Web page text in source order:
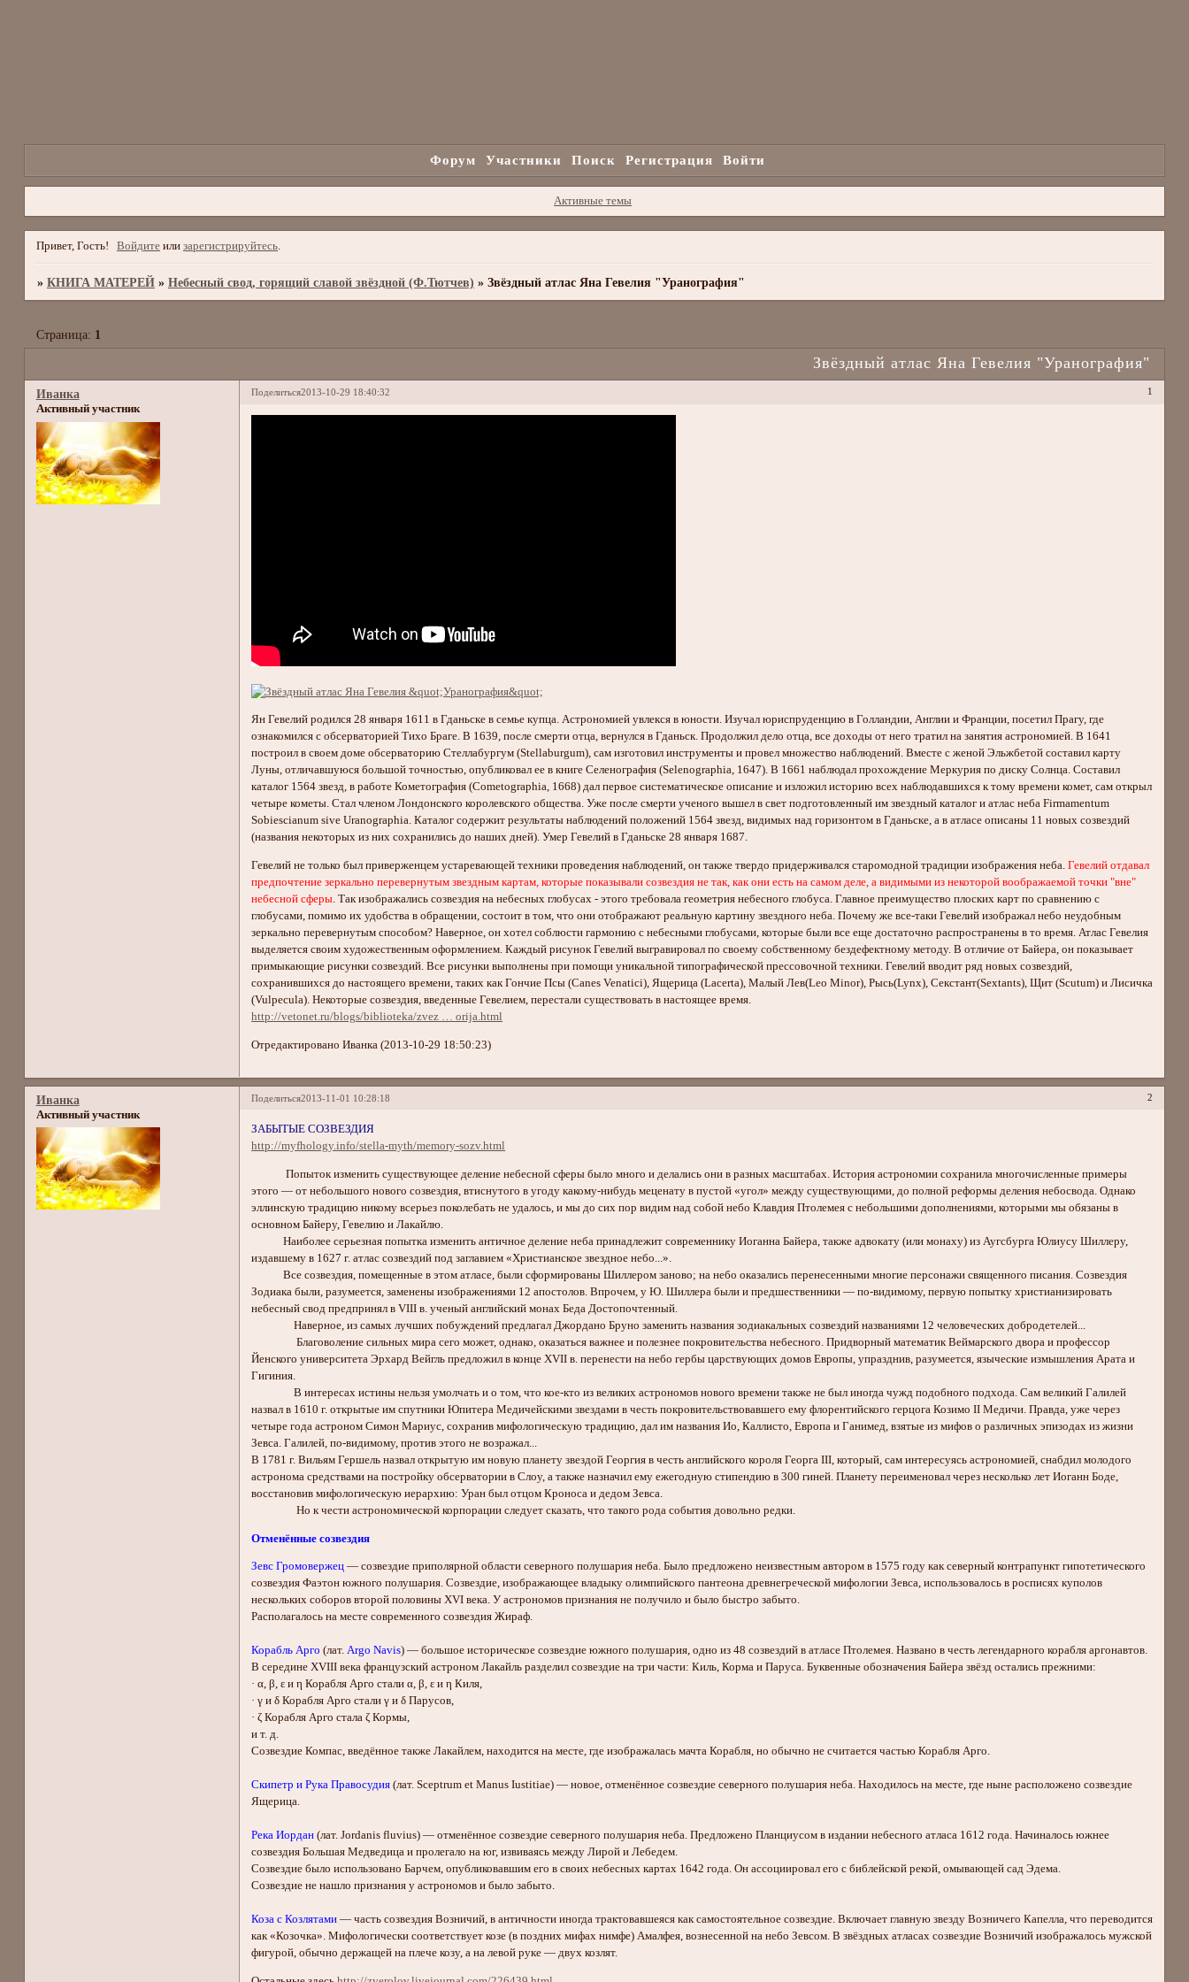
Форум Участники Поиск Регистрация Войти
Активные темы
Привет, Гость! Войдите или зарегистрируйтесь
» КНИГА МАТЕРЕЙ » Небесный свод, горящий славой звёздной (Ф.Тютчев) » Звёздный атлас Яна Гевелия "Уранография"
Звёздный атлас Яна Гевелия "Уранография"
Страница: 1
Поделиться 1
2013-10-29 18:40:32
Иванка
Активный участник
Ян Гевелий родился 28 января 1611 в Гданьске в семье купца. Астрономией увлекся в юности. Изучал юриспруденцию в Голландии, Англии и Франции, посетил Прагу, где
ознакомился с обсерваторией Тихо Браге. В 1639, после смерти отца, вернулся в Гданьск. Продолжил дело отца, все доходы от него тратил на занятия астрономией. В 1641
построил в своем доме обсерваторию Стеллабургум (Stellaburgum), сам изготовил инструменты и провел множество наблюдений. Вместе с женой Эльжбетой составил карту
Луны, отличавшуюся большой точностью, опубликовал ее в книге Селенография (Selenographia, 1647). В 1661 наблюдал прохождение Меркурия по диску Солнца. Составил
каталог 1564 звезд, в работе Кометография (Cometographia, 1668) дал первое систематическое описание и изложил историю всех наблюдавшихся к тому времени комет, сам открыл
четыре кометы. Стал членом Лондонского королевского общества. Уже после смерти ученого вышел в свет подготовленный им звездный каталог и атлас неба Firmamentum
Sobiescianum sive Uranographia. Каталог содержит результаты наблюдений положений 1564 звезд, видимых над горизонтом в Гданьске, а в атласе описаны 11 новых созвездий
(названия некоторых из них сохранились до наших дней). Умер Гевелий в Гданьске 28 января 1687.
Гевелий не только был приверженцем устаревающей техники проведения наблюдений, он также твердо придерживался старомодной традиции изображения неба.Гевелий отдавал
предпочтение зеркально перевернутым звездным картам, которые показывали созвездия не так, как они есть на самом деле, а видимыми из некоторой воображаемой точки "вне"
небесной сферы. Так изображались созвездия на небесных глобусах - этого требовала геометрия небесного глобуса. Главное преимущество плоских карт по сравнению с
глобусами, помимо их удобства в обращении, состоит в том, что они отображают реальную картину звездного неба. Почему же все-таки Гевелий изображал небо неудобным
зеркально перевернутым способом? Наверное, он хотел соблюсти гармонию с небесными глобусами, которые были все еще достаточно распространены в то время. Атлас Гевелия
выделяется своим художественным оформлением. Каждый рисунок Гевелий выгравировал по своему собственному бездефектному методу. В отличие от Байера, он показывает
примыкающие рисунки созвездий. Все рисунки выполнены при помощи уникальной типографической прессовочной техники. Гевелий вводит ряд новых созвездий,
сохранившихся до настоящего времени, таких как Гончие Псы (Canes Venatici), Ящерица (Lacerta), Малый Лев(Leo Minor), Рысь(Lynx), Секстант(Sextants), Щит (Scutum) и Лисичка
(Vulpecula). Некоторые созвездия, введенные Гевелием, перестали существовать в настоящее время.
http://vetonet.ru/blogs/biblioteka/zvez … orija.html
Отредактировано Иванка (2013-10-29 18:50:23)
Поделиться 2
2013-11-01 10:28:18
Иванка
Активный участник
ЗАБЫТЫЕ СОЗВЕЗДИЯ
http://myfhology.info/stella-myth/memory-sozv.html
Попыток изменить существующее деление небесной сферы было много и делались они в разных масштабах. История астрономии сохранила многочисленные примеры
этого — от небольшого нового созвездия, втиснутого в угоду какому-нибудь меценату в пустой «угол» между существующими, до полной реформы деления небосвода. Однако
эллинскую традицию никому всерьез поколебать не удалось, и мы до сих пор видим над собой небо Клавдия Птолемея с небольшими дополнениями, которыми мы обязаны в
основном Байеру, Гевелию и Лакайлю.
Наиболее серьезная попытка изменить античное деление неба принадлежит современнику Иоганна Байера, также адвокату (или монаху) из Аугсбурга Юлиусу Шиллеру,
издавшему в 1627 г. атлас созвездий под заглавием «Христианское звездное небо...».
Все созвездия, помещенные в этом атласе, были сформированы Шиллером заново; на небо оказались перенесенными многие персонажи священного писания. Созвездия
Зодиака были, разумеется, заменены изображениями 12 апостолов. Впрочем, у Ю. Шиллера были и предшественники — по-видимому, первую попытку христианизировать
небесный свод предпринял в VIII в. ученый английский монах Беда Достопочтенный.
Наверное, из самых лучших побуждений предлагал Джордано Бруно заменить названия зодиакальных созвездий названиями 12 человеческих добродетелей...
Благоволение сильных мира сего может, однако, оказаться важнее и полезнее покровительства небесного. Придворный математик Веймарского двора и профессор
Йенского университета Эрхард Вейгль предложил в конце XVII в. перенести на небо гербы царствующих домов Европы, упразднив, разумеется, языческие измышления Арата и
Гигиния.
В интересах истины нельзя умолчать и о том, что кое-кто из великих астрономов нового времени также не был иногда чужд подобного подхода. Сам великий Галилей
назвал в 1610 г. открытые им спутники Юпитера Медичейскими звездами в честь покровительствовавшего ему флорентийского герцога Козимо II Медичи. Правда, уже через
четыре года астроном Симон Мариус, сохранив мифологическую традицию, дал им названия Ио, Каллисто, Европа и Ганимед, взятые из мифов о различных эпизодах из жизни
Зевса. Галилей, по-видимому, против этого не возражал...
В 1781 г. Вильям Гершель назвал открытую им новую планету звездой Георгия в честь английского короля Георга III, который, сам интересуясь астрономией, снабдил молодого
астронома средствами на постройку обсерватории в Слоу, а также назначил ему ежегодную стипендию в 300 гиней. Планету переименовал через несколько лет Иоганн Боде,
восстановив мифологическую иерархию: Уран был отцом Кроноса и дедом Зевса.
Но к чести астрономической корпорации следует сказать, что такого рода события довольно редки.
Отменённые созвездия
Зевс Громовержец — созвездие приполярной области северного полушария неба. Было предложено неизвестным автором в 1575 году как северный контрапункт гипотетического
созвездия Фаэтон южного полушария. Созвездие, изображающее владыку олимпийского пантеона древнегреческой мифологии Зевса, использовалось в росписях куполов
нескольких соборов второй половины XVI века. У астрономов признания не получило и было быстро забыто.
Располагалось на месте современного созвездия Жираф.
Корабль Арго(лат.Argo Navis) — большое историческое созвездие южного полушария, одно из 48 созвездий в атласе Птолемея. Названо в честь легендарного корабля аргонавтов.
В середине XVIII века французский астроном Лакайль разделил созвездие на три части: Киль, Корма и Паруса. Буквенные обозначения Байера звёзд остались прежними:
· α, β, ε и η Корабля Арго стали α, β, ε и η Киля,
· γ и δ Корабля Арго стали γ и δ Парусов,
· ζ Корабля Арго стала ζ Кормы,
и т. д.
Созвездие Компас, введённое также Лакайлем, находится на месте, где изображалась мачта Корабля, но обычно не считается частью Корабля Арго.
Скипетр и Рука Правосудия (лат. Sceptrum et Manus Iustitiae) — новое, отменённое созвездие северного полушария неба. Находилось на месте, где ныне расположено созвездие
Ящерица.
Река Иордан (лат. Jordanis fluvius) — отменённое созвездие северного полушария неба. Предложено Планциусом в издании небесного атласа 1612 года. Начиналось южнее
созвездия Большая Медведица и пролегало на юг, извиваясь между Лирой и Лебедем.
Созвездие было использовано Барчем, опубликовавшим его в своих небесных картах 1642 года. Он ассоциировал его с библейской рекой, омывающей сад Эдема.
Созвездие не нашло признания у астрономов и было забыто.
Коза с Козлятами — часть созвездия Возничий, в античности иногда трактовавшеяся как самостоятельное созвездие. Включает главную звезду Возничего Капелла, что переводится
как «Козочка». Мифологически соответствует козе (в поздних мифах нимфе) Амалфея, вознесенной на небо Зевсом. В звёздных атласах созвездие Возничий изображалось мужской
фигурой, обычно держащей на плече козу, а на левой руке — двух козлят.